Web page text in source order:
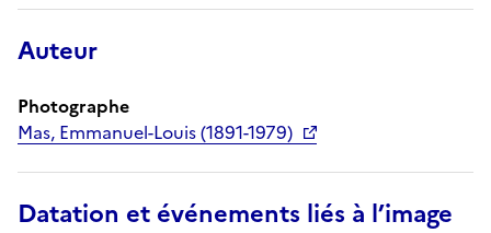
Auteur
Photographe
Mas, Emmanuel-Louis (1891-1979)
Datation et événements liés à l’image